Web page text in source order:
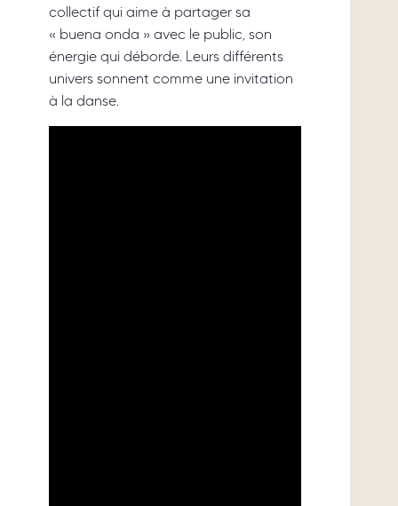
collectif qui aime à partager sa
« buena onda » avec le public, son
énergie qui déborde. Leurs différents
univers sonnent comme une invitation
à la danse.